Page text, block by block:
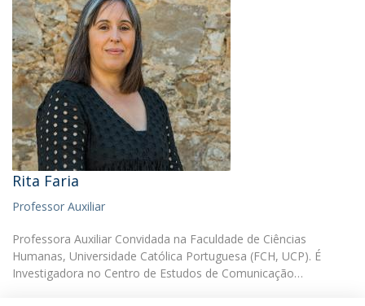
Rita Faria
Professor Auxiliar
Professora Auxiliar Convidada na Faculdade de Ciências
Humanas, Universidade Católica Portuguesa (FCH, UCP). É
Investigadora no Centro de Estudos de Comunicação…